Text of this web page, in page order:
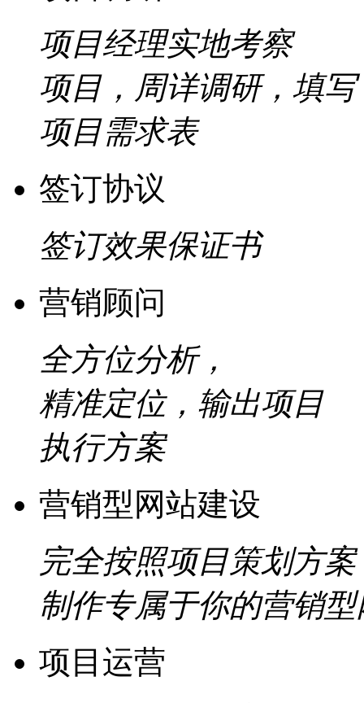
项目经理实地考察
项目，周详调研，填写
项目需求表
签订协议
签订效果保证书
营销顾问
全方位分析，
精准定位，输出项目
执行方案
营销型网站建设
完全按照项目策划方案
制作专属于你的营销
项目运营